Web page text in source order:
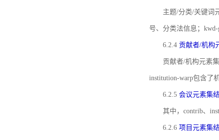
主题/分类/关键词
号、分类法信息；
6.2.4 贡献者/机构
贡献者/机构元素
institution-warp包含了
6.2.5 会议元素集
其中，contrib、
6.2.6 项目元素集